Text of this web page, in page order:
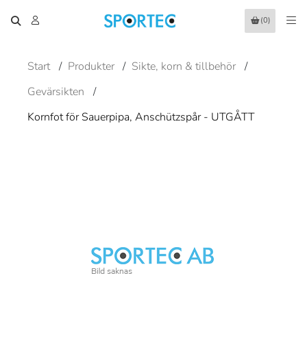
(0)
Start / Produkter / Sikte, korn & tillbehör /
Gevärsikten
/
Kornfot för Sauerpipa, Anschützspår - UTGÅTT